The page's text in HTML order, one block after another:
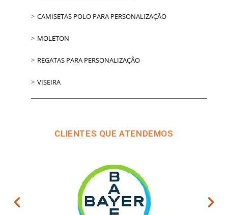
CAMISETAS POLO PARA PERSONALIZAÇÃO
MOLETON
REGATAS PARA PERSONALIZAÇÃO
VISEIRA
CLIENTES QUE ATENDEMOS